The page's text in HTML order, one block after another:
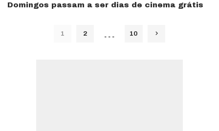
Domingos passam a ser dias de cinema grátis
1 2 … 10